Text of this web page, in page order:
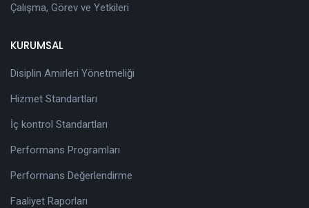
Çalışma, Görev ve Yetkileri
KURUMSAL
Disiplin Amirleri Yönetmeliği
Hizmet Standartları
İç kontrol Standartları
Performans Programları
Performans Değerlendirme
Faaliyet Raporları